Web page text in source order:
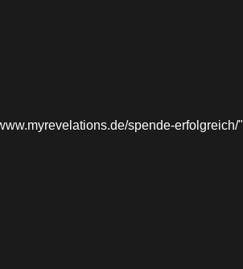
spende-erfolgreich/"